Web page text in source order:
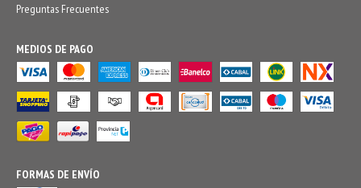
Preguntas Frecuentes
MEDIOS DE PAGO
FORMAS DE ENVÍO